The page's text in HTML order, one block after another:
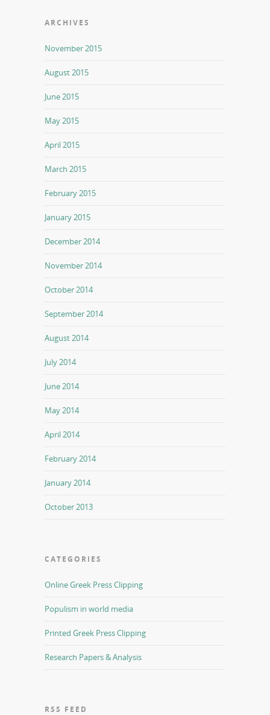
ARCHIVES
November 2015
August 2015
June 2015
May 2015
April 2015
March 2015
February 2015
January 2015
December 2014
November 2014
October 2014
September 2014
August 2014
July 2014
June 2014
May 2014
April 2014
February 2014
January 2014
October 2013
CATEGORIES
Online Greek Press Clipping
Populism in world media
Printed Greek Press Clipping
Research Papers & Analysis
RSS FEED